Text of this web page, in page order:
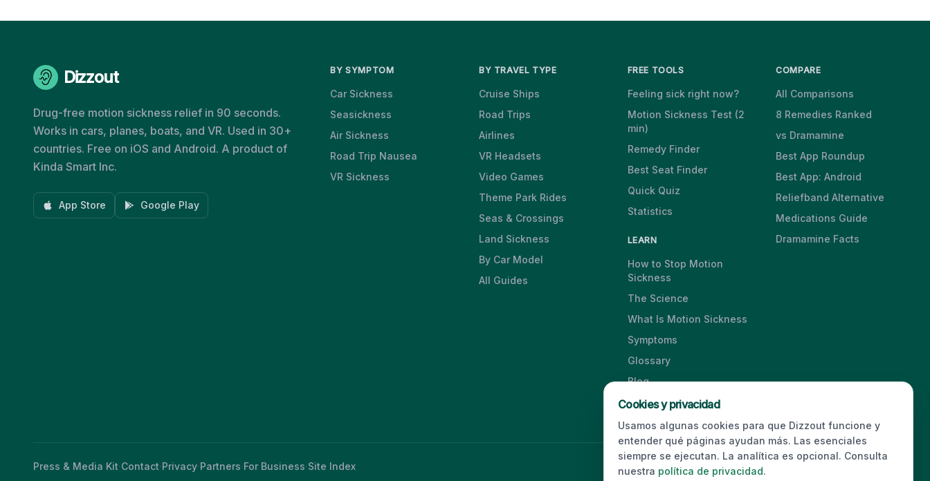
Dizzout
Drug-free motion sickness relief in 90 seconds.
Works in cars, planes, boats, and VR. Used in 30+
countries. Free on iOS and Android. A product of
Kinda Smart Inc.
App Store Google Play
BY SYMPTOM
Car Sickness
Seasickness
Air Sickness
Road Trip Nausea
VR Sickness
BY TRAVEL TYPE
Cruise Ships
Road Trips
Airlines
VR Headsets
Video Games
Theme Park Rides
Seas & Crossings
Land Sickness
By Car Model
All Guides
FREE TOOLS
Feeling sick right now?
Motion Sickness Test (2
min)
Remedy Finder
Best Seat Finder
Quick Quiz
Statistics
LEARN
How to Stop Motion
Sickness
The Science
What Is Motion Sickness
Symptoms
Glossary
Blog
Videos
COMPARE
All Comparisons
8 Remedies Ranked
vs Dramamine
Best App Roundup
Best App: Android
Reliefband Alternative
Medications Guide
Dramamine Facts
Press & Media Kit·Contact·Privacy·Partners·For Business·Site Index © 2026 Dizzout. All rights reserved.
Cookies y privacidad
Usamos algunas cookies para que Dizzout funcione y
entender qué páginas ayudan más. Las esenciales
siempre se ejecutan. La analítica es opcional. Consulta
nuestra política de privacidad.